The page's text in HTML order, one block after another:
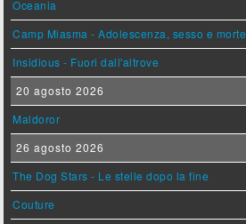
Oceania
Camp Miasma - Adolescenza, sesso e morte
Insidious - Fuori dall'altrove
20 agosto 2026
Maldoror
26 agosto 2026
The Dog Stars - Le stelle dopo la fine
Couture